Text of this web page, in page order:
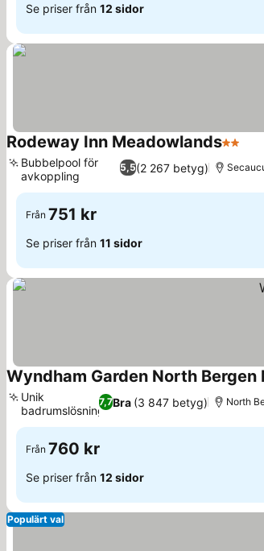
Se priser från 12 sidor
Rodeway Inn Meadowlands2
5,5(2 267 betyg)
Bubbelpool för
avkoppling
Från 751 kr
Se priser från 11 sidor
Wyndham Garden North Bergen
7,7Bra (3 847 betyg)
Unik
badrumslösning
North
Från 760 kr
Se priser från 12 sidor
Populärt val